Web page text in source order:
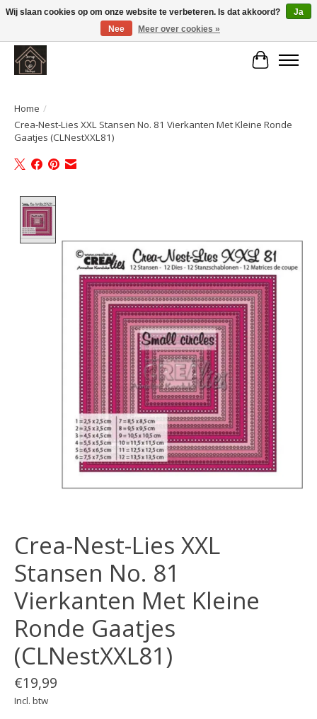
Large selection of products and fast shipping!
Home /
Crea-Nest-Lies XXL Stansen No. 81 Vierkanten Met Kleine Ronde
Gaatjes (CLNestXXL81)
Crea-Nest-Lies XXL
Stansen No. 81
Vierkanten Met Kleine
Ronde Gaatjes
(CLNestXXL81)
€19,99
Incl. btw
Wij slaan cookies op om onze website te verbeteren. Is dat akkoord?
Ja
Nee
Meer over cookies »